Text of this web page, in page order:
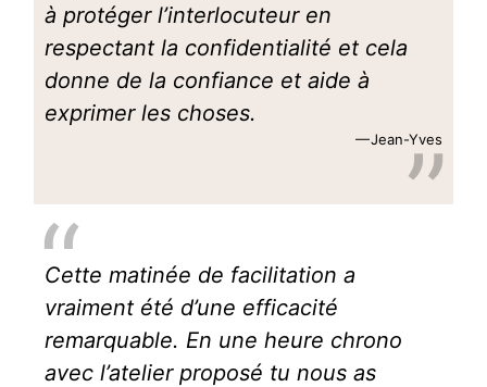
à protéger l’interlocuteur en
respectant la confidentialité et cela
donne de la confiance et aide à
exprimer les choses.
Jean-Yves
Cette matinée de facilitation a
vraiment été d’une efficacité
remarquable. En une heure chrono
avec l’atelier proposé tu nous as